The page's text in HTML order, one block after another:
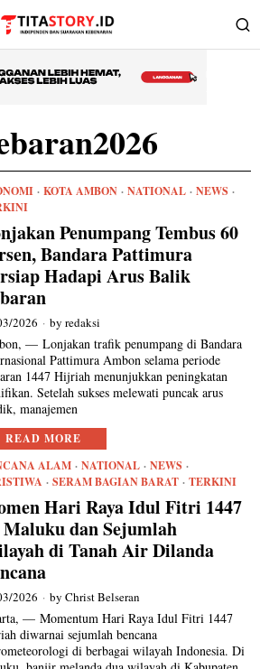
· KOTA AMBON · NATIONAL · NEWS ·
Penumpang Tembus 60
Bandara Pattimura
Hadapi Arus Balik
2026 byredaksi
— Lonjakan trafik penumpang di Bandara
Pattimura Ambon selama periode
1447 Hijriah menunjukkan peningkatan
Setelah sukses melewati puncak arus
manajemen
READ MORE
ALAM · NATIONAL · NEWS ·
· SERAM BAGIAN BARAT · TERKINI
Hari Raya Idul Fitri 1447
dan Sejumlah
di Tanah Air Dilanda
2026 byChrist Belseran
— Momentum Hari Raya Idul Fitri 1447
diwarnai sejumlah bencana
di berbagai wilayah Indonesia. Di